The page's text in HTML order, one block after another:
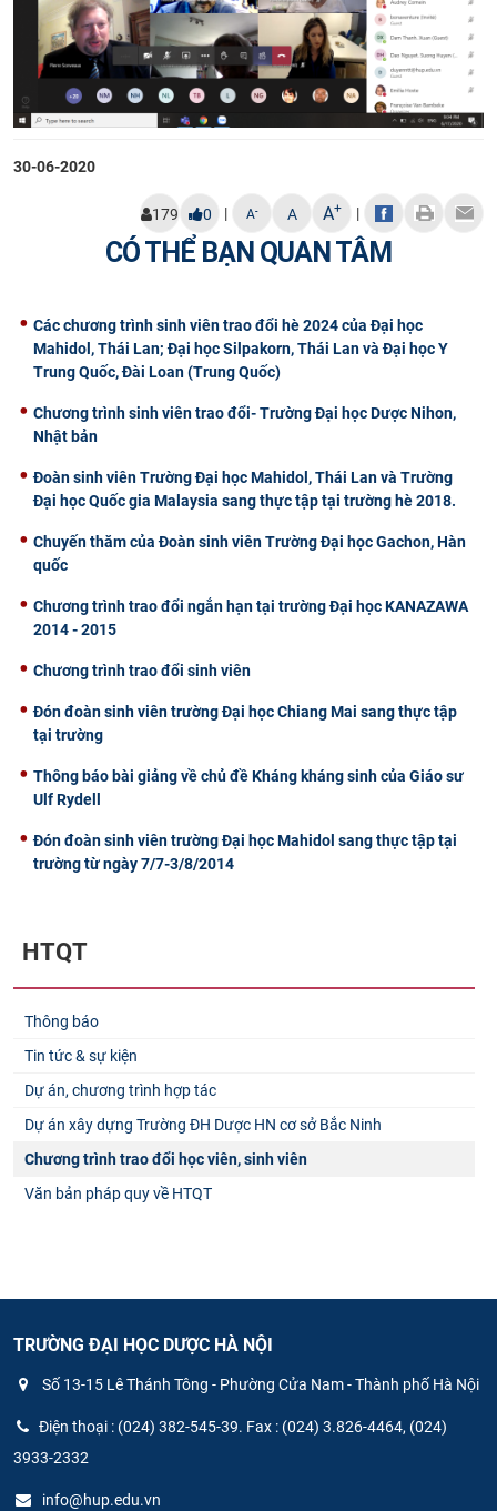
30-06-2020
179 0 | A- A A+ |
CÓ THỂ BẠN QUAN TÂM
Các chương trình sinh viên trao đổi hè 2024 của Đại học
Mahidol, Thái Lan; Đại học Silpakorn, Thái Lan và Đại học Y
Trung Quốc, Đài Loan (Trung Quốc)
Chương trình sinh viên trao đổi- Trường Đại học Dược Nihon,
Nhật bản
Đoàn sinh viên Trường Đại học Mahidol, Thái Lan và Trường
Đại học Quốc gia Malaysia sang thực tập tại trường hè 2018.
Chuyến thăm của Đoàn sinh viên Trường Đại học Gachon, Hàn
quốc
Chương trình trao đổi ngắn hạn tại trường Đại học KANAZAWA
2014 - 2015
Chương trình trao đổi sinh viên
Đón đoàn sinh viên trường Đại học Chiang Mai sang thực tập
tại trường
Thông báo bài giảng về chủ đề Kháng kháng sinh của Giáo sư
Ulf Rydell
Đón đoàn sinh viên trường Đại học Mahidol sang thực tập tại
trường từ ngày 7/7-3/8/2014
HTQT
Thông báo
Tin tức & sự kiện
Dự án, chương trình hợp tác
Dự án xây dựng Trường ĐH Dược HN cơ sở Bắc Ninh
Chương trình trao đổi học viên, sinh viên
Văn bản pháp quy về HTQT
TRƯỜNG ĐẠI HỌC DƯỢC HÀ NỘI
Số 13-15 Lê Thánh Tông - Phường Cửa Nam - Thành phố Hà Nội
Điện thoại : (024) 382-545-39. Fax : (024) 3.826-4464, (024)
3933-2332
info@hup.edu.vn